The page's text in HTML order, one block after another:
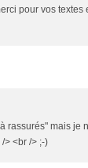
pour vos
rassurés" mais
> <br /> ;-)